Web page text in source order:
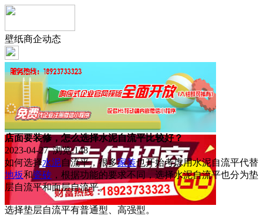
壁纸商企动态
店面要装修，怎么选择水泥自流平比较好？
2023-04-27 浏览:148
如何选择水泥自流平，很多家装也开始考虑用水泥自流平代替
地板和瓷砖 ，根据功能的要求不同，选择水泥自流平也分为垫
层自流平和面层自流平。
选择垫层自流平有普通型、高强型。